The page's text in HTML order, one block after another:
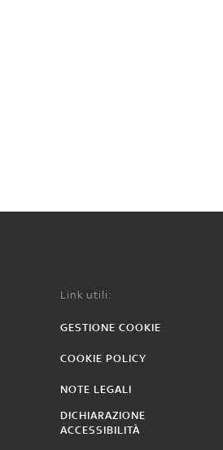
Link utili:
GESTIONE COOKIE
COOKIE POLICY
NOTE LEGALI
DICHIARAZIONE
ACCESSIBILITÀ